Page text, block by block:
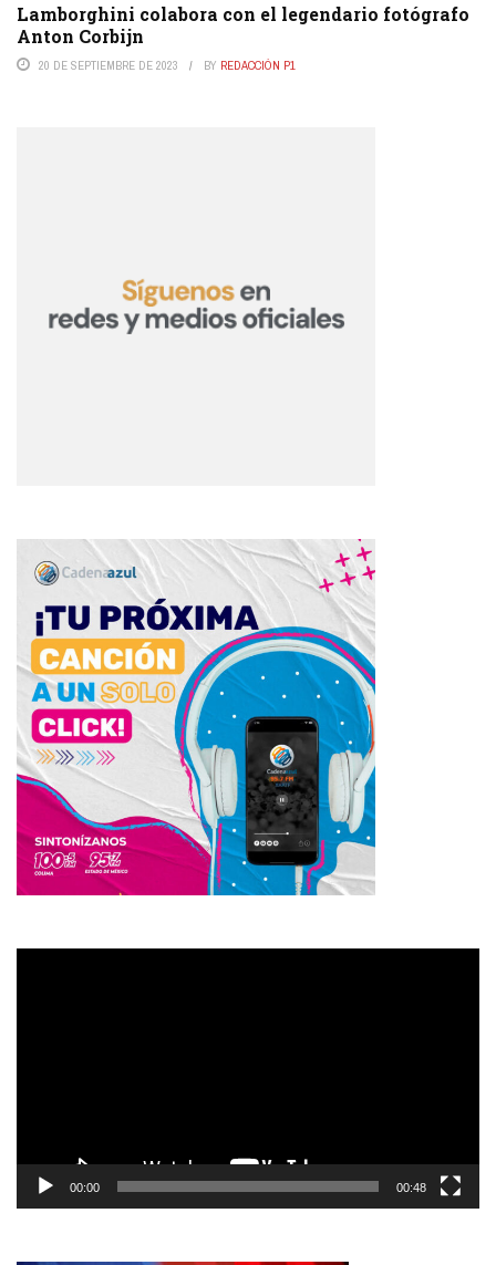
Lamborghini colabora con el legendario fotógrafo
Anton Corbijn
20 DE SEPTIEMBRE DE 2023 BY REDACCIÓN P1
00:00 00:48